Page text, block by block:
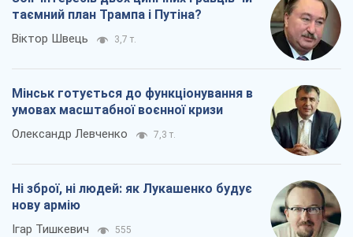
таємний план Трампа і Путіна?
Віктор Швець 3,7 т.
Мінськ готується до функціонування в
умовах масштабної воєнної кризи
Олександр Левченко 7,3 т.
Ні зброї, ні людей: як Лукашенко будує
нову армію
Ігар Тишкевич 555